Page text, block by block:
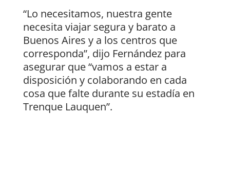
“Lo necesitamos, nuestra gente
necesita viajar segura y barato a
Buenos Aires y a los centros que
corresponda”, dijo Fernández para
asegurar que “vamos a estar a
disposición y colaborando en cada
cosa que falte durante su estadía en
Trenque Lauquen”.